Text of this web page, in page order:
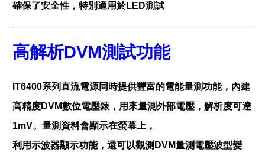
確保了安全性，特別適用於LED測試
高解析DVM測試功能
IT6400系列直流電源同時提供豐富的電能量測功能，內建
高精度DVM數位電壓錶，用來量測外部電壓，解析度可達
1mV。量測資料會顯示在螢幕上，
利用示波器顯示功能，還可以觀測DVM量測電壓波型變